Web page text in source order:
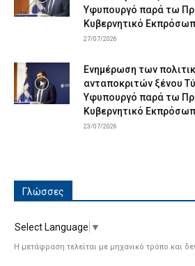
Υφυπουργό παρά τω
Κυβερνητικό
27/07/2026
Ενημέρωση των
ανταποκριτών ξένου
Υφυπουργό παρά τω
Κυβερνητικό
23/07/2026
Γλώσσες
Select Language ▼
Η μετάφραση τελείται με μηχανικό τρόπο και